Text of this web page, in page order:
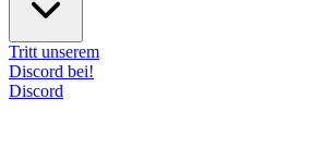
Tritt unserem
Discord bei!
Discord